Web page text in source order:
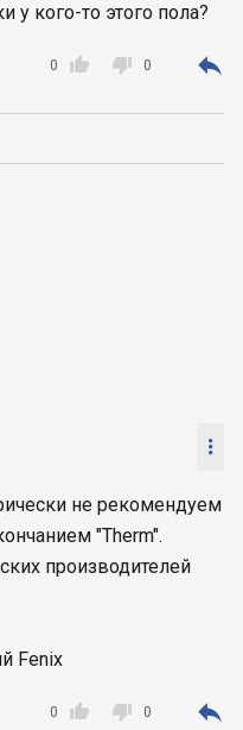
у кого-то этого пола?

0  0 

не рекомендуем
"Therm".
производителей
Fenix

0  0 